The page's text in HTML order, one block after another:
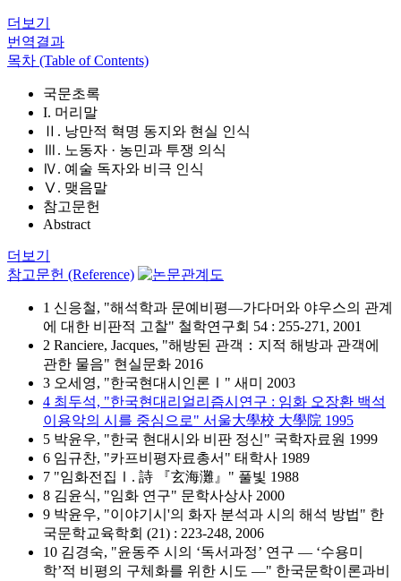
더보기
번역결과
목차 (Table of Contents)
국문초록
I. 머리말
Ⅱ. 낭만적 혁명 동지와 현실 인식
Ⅲ. 노동자 · 농민과 투쟁 의식
Ⅳ. 예술 독자와 비극 인식
Ⅴ. 맺음말
참고문헌
Abstract
더보기
참고문헌 (Reference)
1 신응철, "해석학과 문예비평―가다머와 야우스의 관계
에 대한 비판적 고찰" 철학연구회 54 : 255-271, 2001
2 Ranciere, Jacques, "해방된 관객：지적 해방과 관객에
관한 물음" 현실문화 2016
3 오세영, "한국현대시인론Ⅰ" 새미 2003
4 최두석, "한국현대리얼리즘시연구 : 임화 오장환 백석
이용악의 시를 중심으로" 서울大學校 大學院 1995
5 박윤우, "한국 현대시와 비판 정신" 국학자료원 1999
6 임규찬, "카프비평자료총서" 태학사 1989
7 "임화전집Ⅰ. 詩 『玄海灘』" 풀빛 1988
8 김윤식, "임화 연구" 문학사상사 2000
9 박윤우, "이야기시'의 화자 분석과 시의 해석 방법" 한
국문학교육학회 (21) : 223-248, 2006
10 김경숙, "윤동주 시의 ‘독서과정’ 연구 ― ‘수용미
학’적 비평의 구체화를 위한 시도 ―" 한국문학이론과비